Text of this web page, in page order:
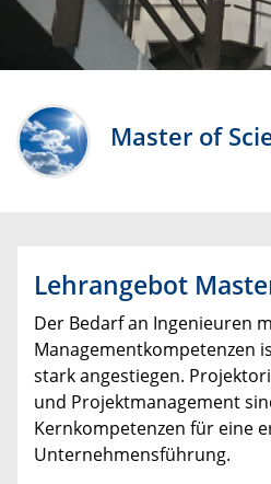
Master of
Lehrangebot
Der Bedarf an Ingenieuren
Managementkompetenzen
stark angestiegen.
und Projektmanagement
Kernkompetenzen für eine
Unternehmensführung.